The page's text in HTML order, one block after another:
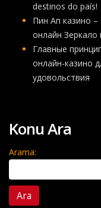
destinos do país!
Пин Ап казино
онлайн Зеркало
Главные
онлайн-казино
удовольствия
Konu Ara
Arama: